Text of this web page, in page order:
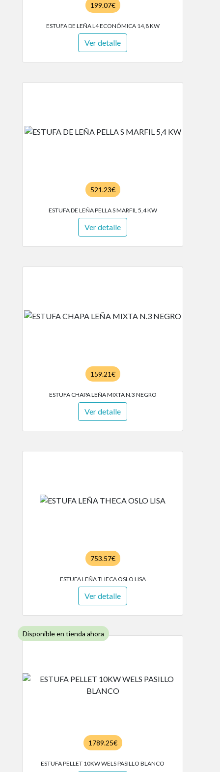
199.07€
ESTUFA DE LEÑA L4 ECONÓMICA 14,8 KW
Ver detalle
521.23€
ESTUFA DE LEÑA PELLA S MARFIL 5,4 KW
Ver detalle
159.21€
ESTUFA CHAPA LEÑA MIXTA N.3 NEGRO
Ver detalle
753.57€
ESTUFA LEÑA THECA OSLO LISA
Ver detalle
Disponible en tienda ahora
1789.25€
ESTUFA PELLET 10KW WELS PASILLO BLANCO